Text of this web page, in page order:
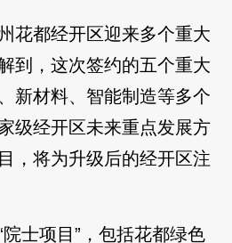
花都经开区迎来多个重大
到，这次签约的五个重大
新材料、智能制造等多个
级经开区未来重点发展方
，将为升级后的经开区注
士项目”，包括花都绿色